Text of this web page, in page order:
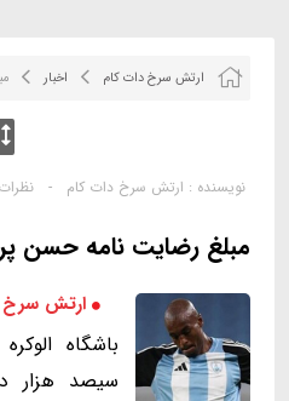
ارتش سرخ دات کام اخبار
نویسنده : ارتش سرخ دات کام -
مبلغ رضایت نامه حسن
ارتش سرخ
باشگاه
سیصد هزار